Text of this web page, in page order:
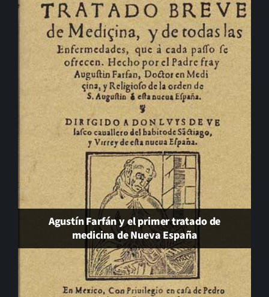
Agustín Farfán y el primer tratado de
medicina de Nueva España
Será de noche. J. J. Díaz Trillo. Hiperión 2026
El cambio que nunca llega…